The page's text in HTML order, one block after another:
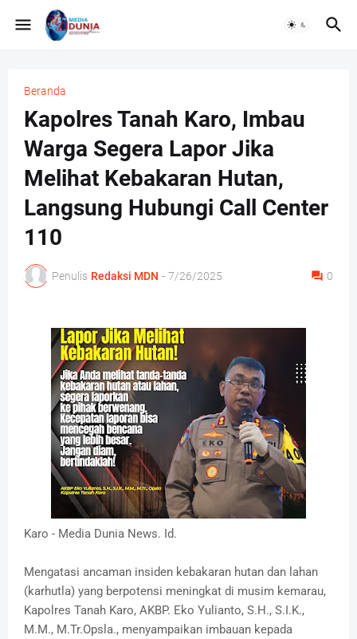
Beranda
Kapolres Tanah Karo, Imbau
Warga Segera Lapor Jika
Melihat Kebakaran Hutan,
Langsung Hubungi Call Center
110
Penulis Redaksi MDN - 7/26/2025 0
Karo - Media Dunia News. Id.
Mengatasi ancaman insiden kebakaran hutan dan lahan
(karhutla) yang berpotensi meningkat di musim kemarau,
Kapolres Tanah Karo, AKBP. Eko Yulianto, S.H., S.I.K.,
M.M., M.Tr.Opsla., menyampaikan imbauan kepada